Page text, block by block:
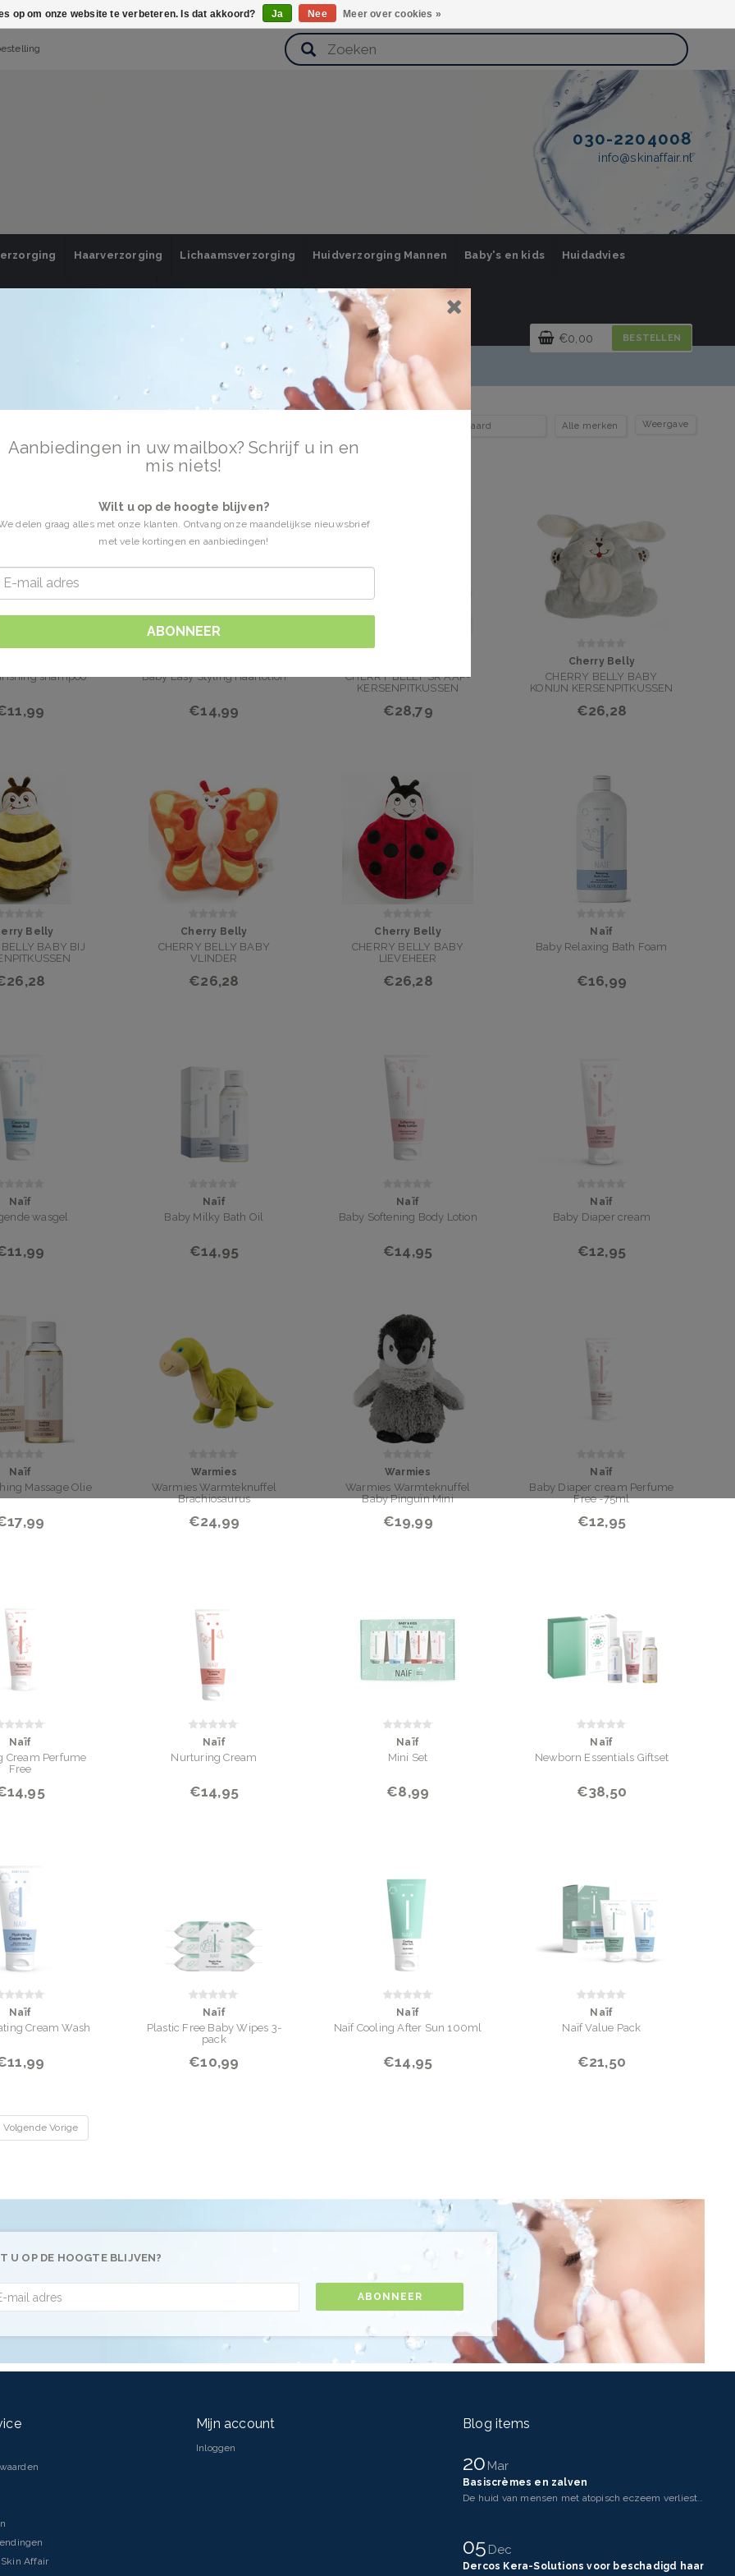
030-2204008
info@skinaffair.nl
Haarverzorging Lichaamsverzorging Huidverzorging Mannen Baby's en kids Huidadvies
€0,00 BESTELLEN
Weergave
shampoo Baby Easy Styling Haarlotion
€14,99
CHERRY BELLY SR AAP-
KERSENPITKUSSEN
€28,79
Cherry Belly
CHERRY BELLY BABY
KONIJN KERSENPITKUSSEN
€26,28
Belly
BELLY BABY BIJ
Cherry Belly
CHERRY BELLY BABY
VLINDER
€26,28
Cherry Belly
CHERRY BELLY BABY
LIEVEHEER
€26,28
Naïf
Baby Relaxing Bath Foam
€16,99
Naïf
wasgel
Naïf
Baby Milky Bath Oil
€14,95
Naïf
Baby Softening Body Lotion
€14,95
Naïf
Baby Diaper cream
€12,95
Naïf
Massage Olie
Warmies
Warmies Warmteknuffel
Brachiosaurus
€24,99
Warmies
Warmies Warmteknuffel
Baby Pinguïn Mini
€19,99
Naïf
Baby Diaper cream Perfume
Free -75ml
€12,95
Naïf
Cream Perfume
Free
Naïf
Nurturing Cream
€14,95
Naïf
Mini Set
€8,99
Naïf
Newborn Essentials Giftset
€38,50
Naïf
Cream Wash
Naïf
Plastic Free Baby Wipes 3-
pack
€10,99
Naïf
Naïf Cooling After Sun 100ml
€14,95
Naïf
Naïf Value Pack
€21,50
Volgende Vorige
U OP DE HOOGTE BLIJVEN?
ABONNEER
Affair
Mijn account
Inloggen
Blog items
20Mar
Basiscrèmes en zalven
De huid van mensen met atopisch eczeem verliest makkelijker vocht dan een gezonde huid. Dit komt doo
05Dec
Dercos Kera-Solutions voor beschadigd haar
Aanbiedingen in uw mailbox? Schrijf u in en
mis niets!
Wilt u op de hoogte blijven?
delen graag alles met onze klanten. Ontvang onze maandelijkse nieuwsbrief
met vele kortingen en aanbiedingen!
ABONNEER
op om onze website te verbeteren. Is dat akkoord? Ja Nee Meer over cookies »